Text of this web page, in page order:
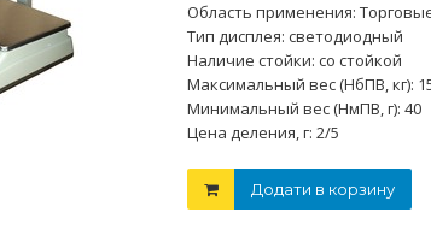
Область применения:
Тип дисплея: светодиодный
Наличие стойки: со стойкой
Максимальный вес (НбПВ, кг):
Минимальный вес (НмПВ, г): 40
Цена деления, г: 2/5
Додати в корзину